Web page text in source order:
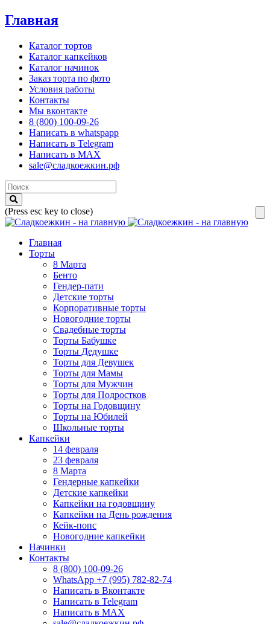
Главная
Каталог тортов
Каталог капкейков
Каталог начинок
Заказ торта по фото
Условия работы
Контакты
Мы вконтакте
8 (800) 100-09-26
Написать в whatspapp
Написать в Telegram
Написать в MAX
sale@сладкоежкин.рф
(Press esc key to close)
Главная
Торты
8 Марта
Бенто
Гендер-пати
Детские торты
Корпоративные торты
Новогодние торты
Свадебные торты
Торты Бабушке
Торты Дедушке
Торты для Девушек
Торты для Мамы
Торты для Мужчин
Торты для Подростков
Торты на Годовщину
Торты на Юбилей
Школьные торты
Капкейки
14 февраля
23 февраля
8 Марта
Гендерные капкейки
Детские капкейки
Капкейки на годовщину
Капкейки на День рождения
Кейк-попс
Новогодние капкейки
Начинки
Контакты
8 (800) 100-09-26
WhatsApp +7 (995) 782-82-74
Написать в Вконтакте
Написать в Telegram
Написать в MAX